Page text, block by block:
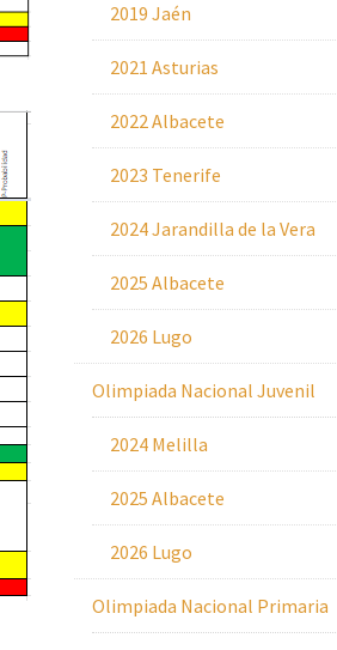
2019 Jaén
2021 Asturias
2022 Albacete
2023 Tenerife
2024 Jarandilla de la Vera
2025 Albacete
2026 Lugo
Olimpiada Nacional Juvenil
2024 Melilla
2025 Albacete
2026 Lugo
Olimpiada Nacional Primaria